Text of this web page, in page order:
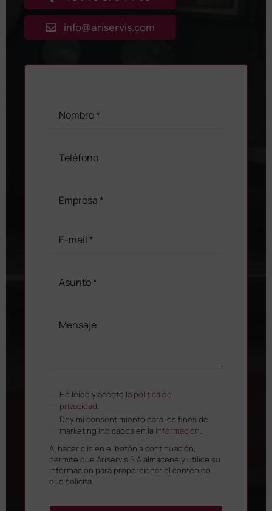
info@ariservis.com
He leído y acepto la política de
privacidad.
Doy mi consentimiento para los fines de
marketing indicados en la información
Al hacer clic en el botón a continuación,
permite que Ariservis S.A almacene y utilice su
información para proporcionar el contenido
que solicita.